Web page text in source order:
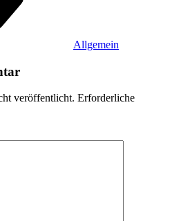
Allgemein
veröffentlicht. Erforderliche